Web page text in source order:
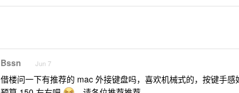
Bssn Jun 7
借楼问一下有推荐的 mac 外接键盘吗，喜欢机械式的，按键手感